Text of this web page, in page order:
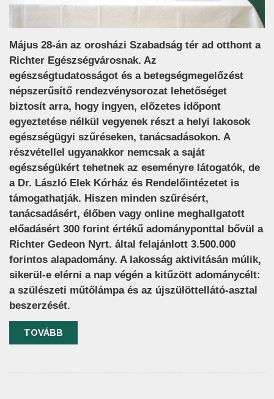
Május 28-án az orosházi Szabadság tér ad otthont a
Richter Egészségvárosnak. Az
egészségtudatosságot és a betegségmegelőzést
népszerűsítő rendezvénysorozat lehetőséget
biztosít arra, hogy ingyen, előzetes időpont
egyeztetése nélkül vegyenek részt a helyi lakosok
egészségügyi szűréseken, tanácsadásokon. A
részvétellel ugyanakkor nemcsak a saját
egészségükért tehetnek az eseményre látogatók, de
a Dr. László Elek Kórház és Rendelőintézetet is
támogathatják. Hiszen minden szűrésért,
tanácsadásért, élőben vagy online meghallgatott
előadásért 300 forint értékű adományponttal bővül a
Richter Gedeon Nyrt. által felajánlott 3.500.000
forintos alapadomány. A lakosság aktivitásán múlik,
sikerül-e elérni a nap végén a kitűzött adománycélt:
a szülészeti műtőlámpa és az újszülöttellátó-asztal
beszerzését.
TOVÁBB